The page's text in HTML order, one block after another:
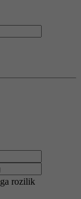
ga rozilik